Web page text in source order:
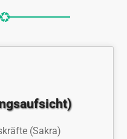
(Sakra)